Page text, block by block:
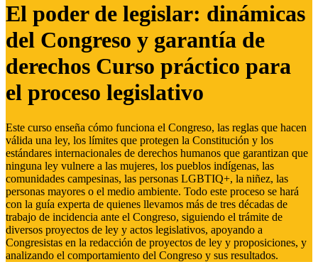
El poder de legislar: dinámicas
del Congreso y garantía de
derechos Curso práctico para
el proceso legislativo
Este curso enseña cómo funciona el Congreso, las reglas que hacen
válida una ley, los límites que protegen la Constitución y los
estándares internacionales de derechos humanos que garantizan que
ninguna ley vulnere a las mujeres, los pueblos indígenas, las
comunidades campesinas, las personas LGBTIQ+, la niñez, las
personas mayores o el medio ambiente. Todo este proceso se hará
con la guía experta de quienes llevamos más de tres décadas de
trabajo de incidencia ante el Congreso, siguiendo el trámite de
diversos proyectos de ley y actos legislativos, apoyando a
Congresistas en la redacción de proyectos de ley y proposiciones, y
analizando el comportamiento del Congreso y sus resultados.